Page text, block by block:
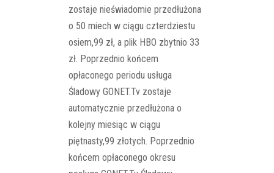
zostaje nieświadomie przedłużona
o 50 miech w ciągu czterdziestu
osiem,99 zł, a plik HBO zbytnio 33
zł. Poprzednio końcem
opłaconego periodu usługa
Śladowy GONET.Tv zostaje
automatycznie przedłużona o
kolejny miesiąc w ciągu
piętnasty,99 złotych. Poprzednio
końcem opłaconego okresu